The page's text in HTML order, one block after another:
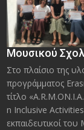
Μουσικού
Στο πλαίσιο της
προγράμματος
τίτλο
n Inclusive
εκπαιδευτικοί